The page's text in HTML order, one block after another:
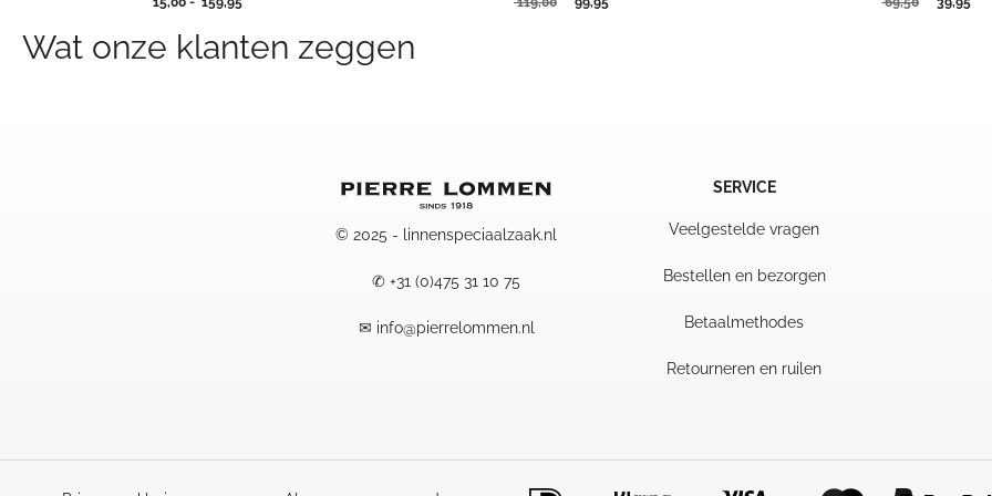
tot
159,95
Wat onze klanten zeggen
© 2025 - linnenspeciaalzaak.nl
✆ +31 (0)475 31 10 75
✉ info@pierrelommen.nl
SERVICE
Veelgestelde vragen
Bestellen en bezorgen
Betaalmethodes
Retourneren en ruilen